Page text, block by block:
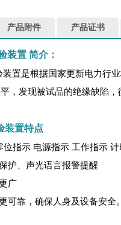
产品附件 产品证书
装置 简介：
置是根据国家更新电力行
，发现被试品的绝缘缺陷
装置特点
指示 电源指示 工作指示
护、声光语言报警提醒
广
可靠，确保人身及设备安全